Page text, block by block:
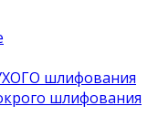
шлифования
шлифования